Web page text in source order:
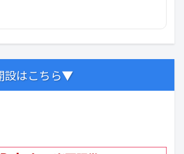
設はこちら▼